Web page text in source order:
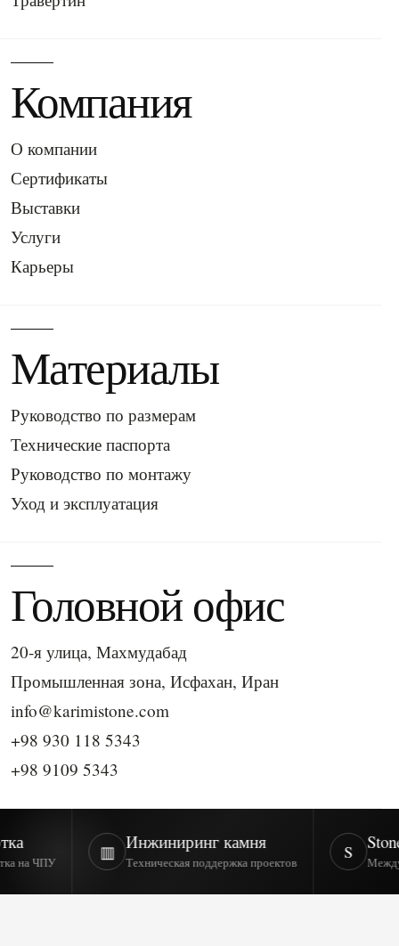
Компания
О компании
Сертификаты
Выставки
Услуги
Карьеры
Материалы
Руководство по размерам
Технические паспорта
Руководство по монтажу
Уход и эксплуатация
Головной офис
20-я улица, Махмудабад
Промышленная зона, Исфахан, Иран
info@karimistone.com
+98 930 118 5343
+98 9109 5343
Инжиниринг камня
Техническая поддержка проектов
StoneContact